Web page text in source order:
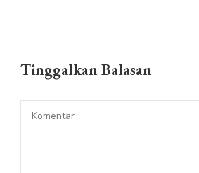
Tinggalkan Balasan